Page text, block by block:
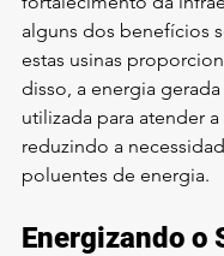
alguns dos benefícios
estas usinas
disso, a energia
utilizada para atender
reduzindo a
poluentes de energia.
Energizando o